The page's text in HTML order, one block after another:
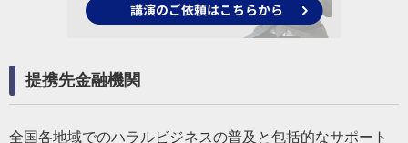
提携先金融機関
全国各地域でのハラルビジネスの普及と包括的なサポート